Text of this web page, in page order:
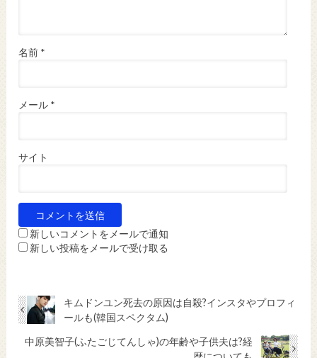
名前 *
メール *
サイト
新しいコメントをメールで通知
新しい投稿をメールで受け取る
キムドンユン死去の原因は自殺?インスタやプロフィ
ールも(韓国スペクタム)
中原美智子(ふたごじてんしゃ)の年齢や子供夫は?経